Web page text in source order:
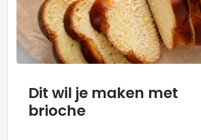
Dit wil je maken met
brioche